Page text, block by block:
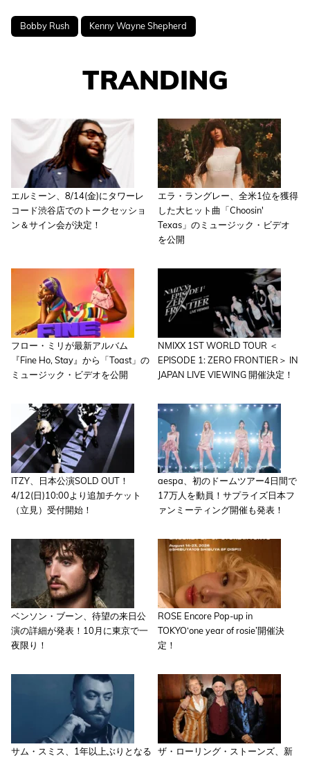
Bobby Rush Kenny Wayne Shepherd
TRANDING
エルミーン、8/14(金)にタワーレ
コード渋谷店でのトークセッショ
ン＆サイン会が決定！
エラ・ラングレー、全米1位を獲得
した大ヒット曲「Choosin'
Texas」のミュージック・ビデオ
を公開
フロー・ミリが最新アルバム
『Fine Ho, Stay』から「Toast」の
ミュージック・ビデオを公開
NMIXX 1ST WORLD TOUR ＜
EPISODE 1: ZERO FRONTIER＞ IN
JAPAN LIVE VIEWING 開催決定！
ITZY、日本公演SOLD OUT！
4/12(日)10:00より追加チケット
（立見）受付開始！
aespa、初のドームツアー4日間で
17万人を動員！サプライズ日本フ
ァンミーティング開催も発表！
ベンソン・ブーン、待望の来日公
演の詳細が発表！10月に東京で一
夜限り！
ROSE Encore Pop-up in
TOKYO‘one year of rosie’開催決
定！
サム・スミス、1年以上ぶりとなる
ザ・ローリング・ストーンズ、新